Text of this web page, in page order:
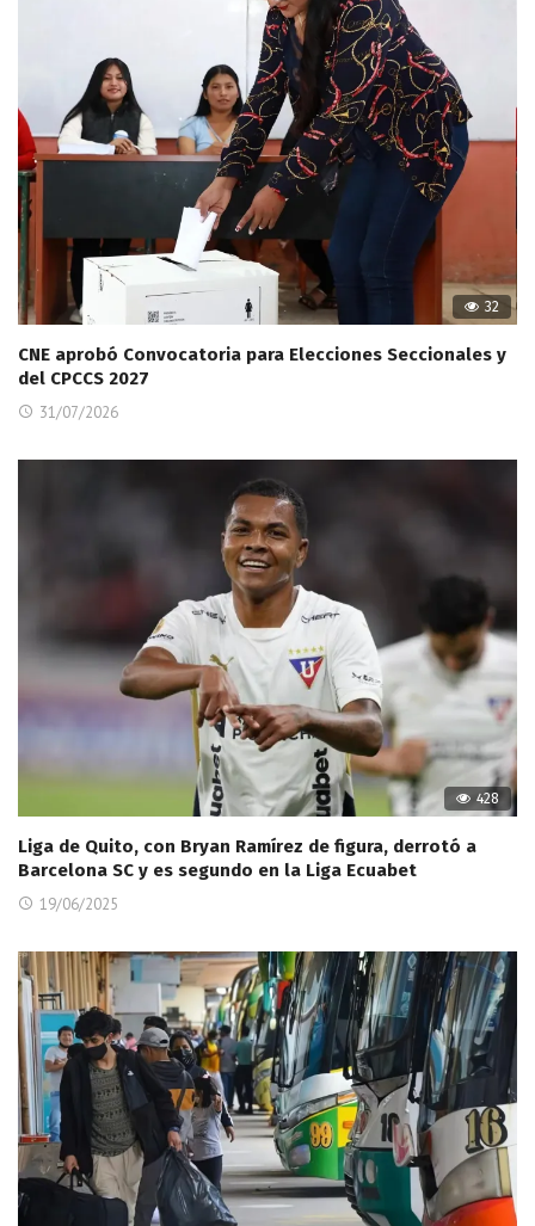
32
CNE aprobó Convocatoria para Elecciones Seccionales y
del CPCCS 2027
31/07/2026
428
Liga de Quito, con Bryan Ramírez de figura, derrotó a
Barcelona SC y es segundo en la Liga Ecuabet
19/06/2025